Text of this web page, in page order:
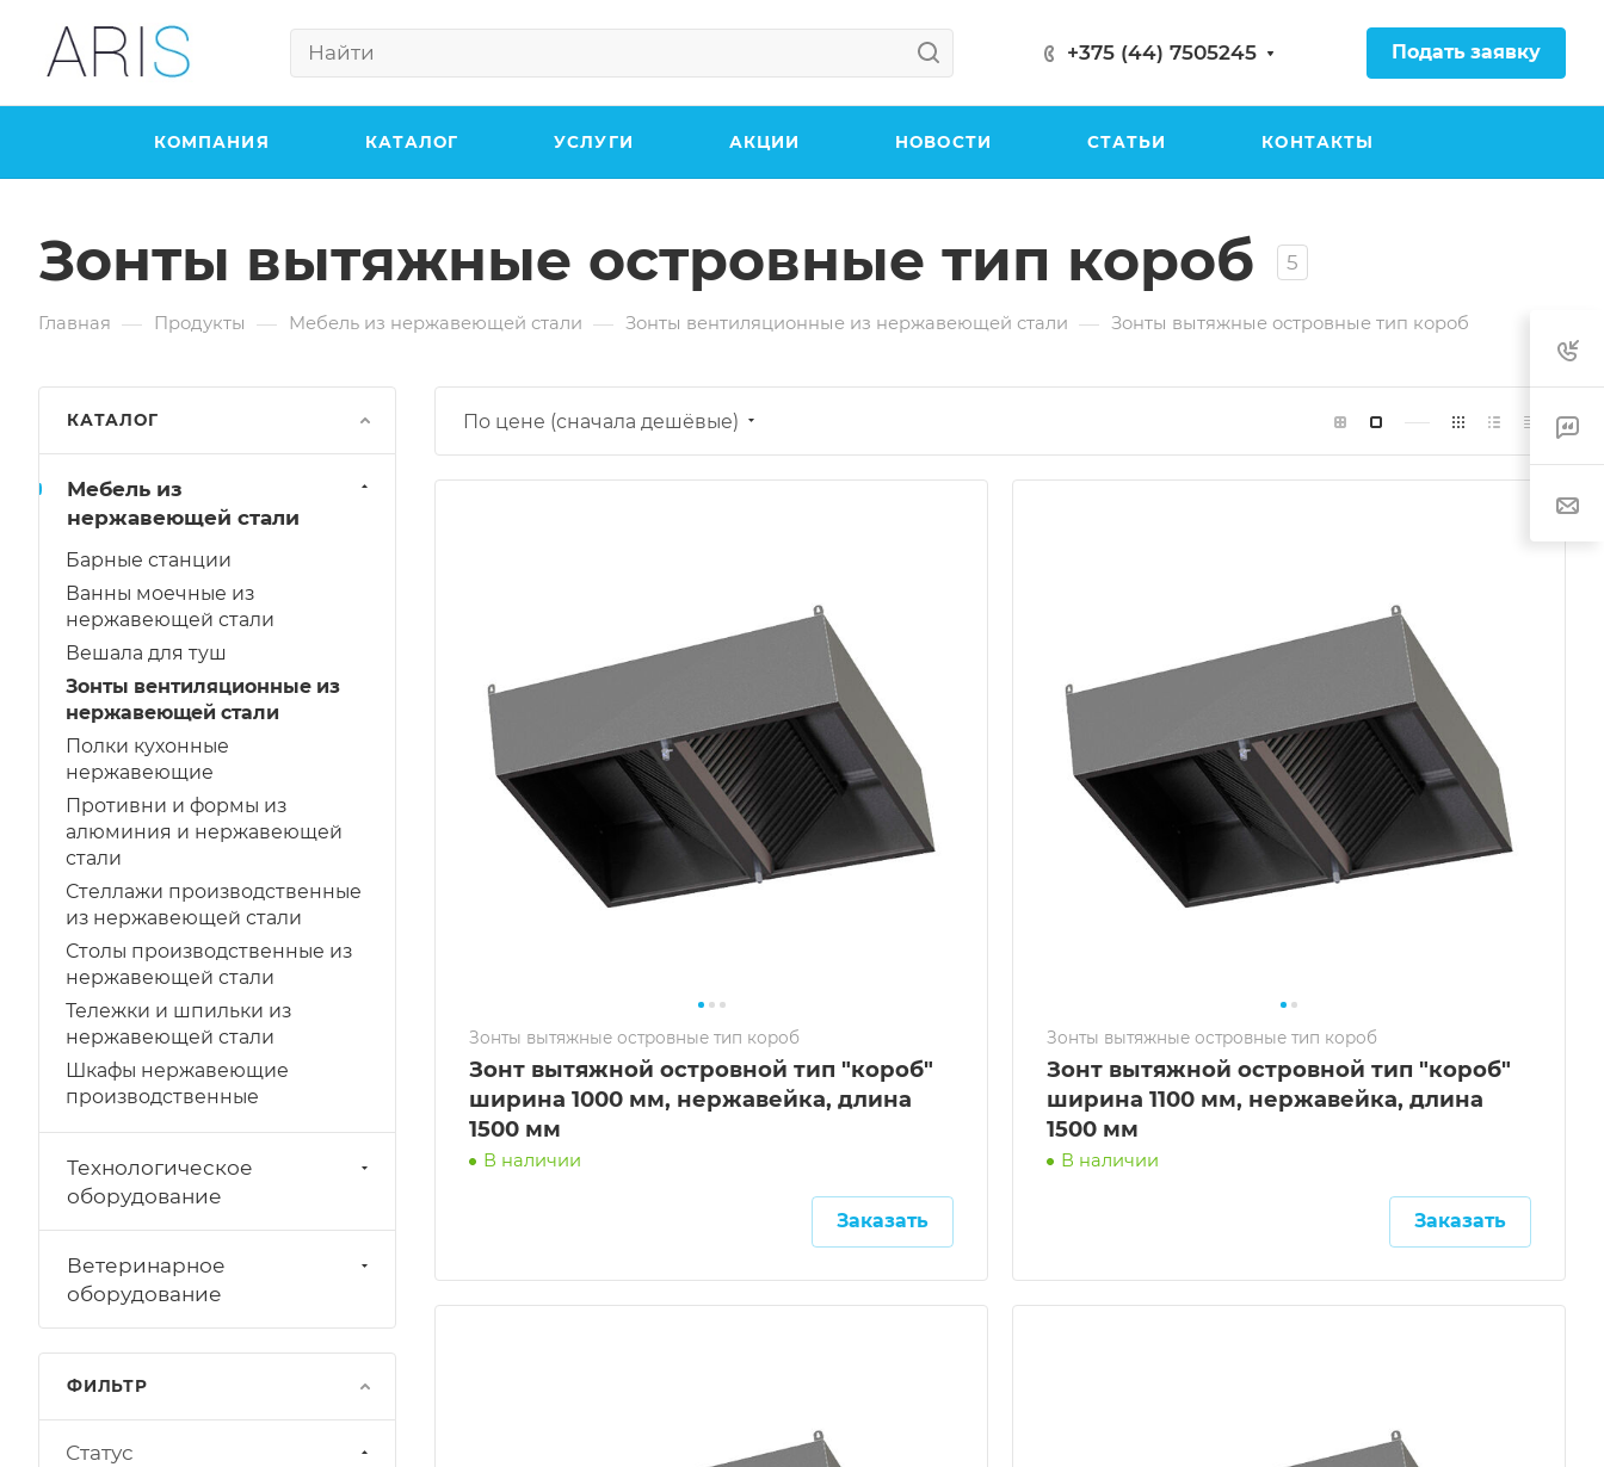
+375 (44) 7505245 Подать заявку
КОМПАНИЯ КАТАЛОГ УСЛУГИ АКЦИИ НОВОСТИ СТАТЬИ КОНТАКТЫ
Зонты вытяжные островные тип короб 5
Главная — Продукты — Мебель из нержавеющей стали — Зонты вентиляционные из нержавеющей стали — Зонты вытяжные островные тип короб
По цене (сначала дешёвые)
Зонты вытяжные островные тип короб
Зонт вытяжной островной тип "короб"
ширина 1000 мм, нержавейка, длина
1500 мм
В наличии
Заказать
Зонты вытяжные островные тип короб
Зонт вытяжной островной тип "короб"
ширина 1100 мм, нержавейка, длина
1500 мм
В наличии
Заказать
КАТАЛОГ
Мебель из
нержавеющей стали
Барные станции
Ванны моечные из
нержавеющей стали
Вешала для туш
Зонты вентиляционные из
нержавеющей стали
Полки кухонные
нержавеющие
Противни и формы из
алюминия и нержавеющей
стали
Стеллажи производственные
из нержавеющей стали
Столы производственные из
нержавеющей стали
Тележки и шпильки из
нержавеющей стали
Шкафы нержавеющие
производственные
Технологическое
оборудование
Ветеринарное
оборудование
ФИЛЬТР
Статус